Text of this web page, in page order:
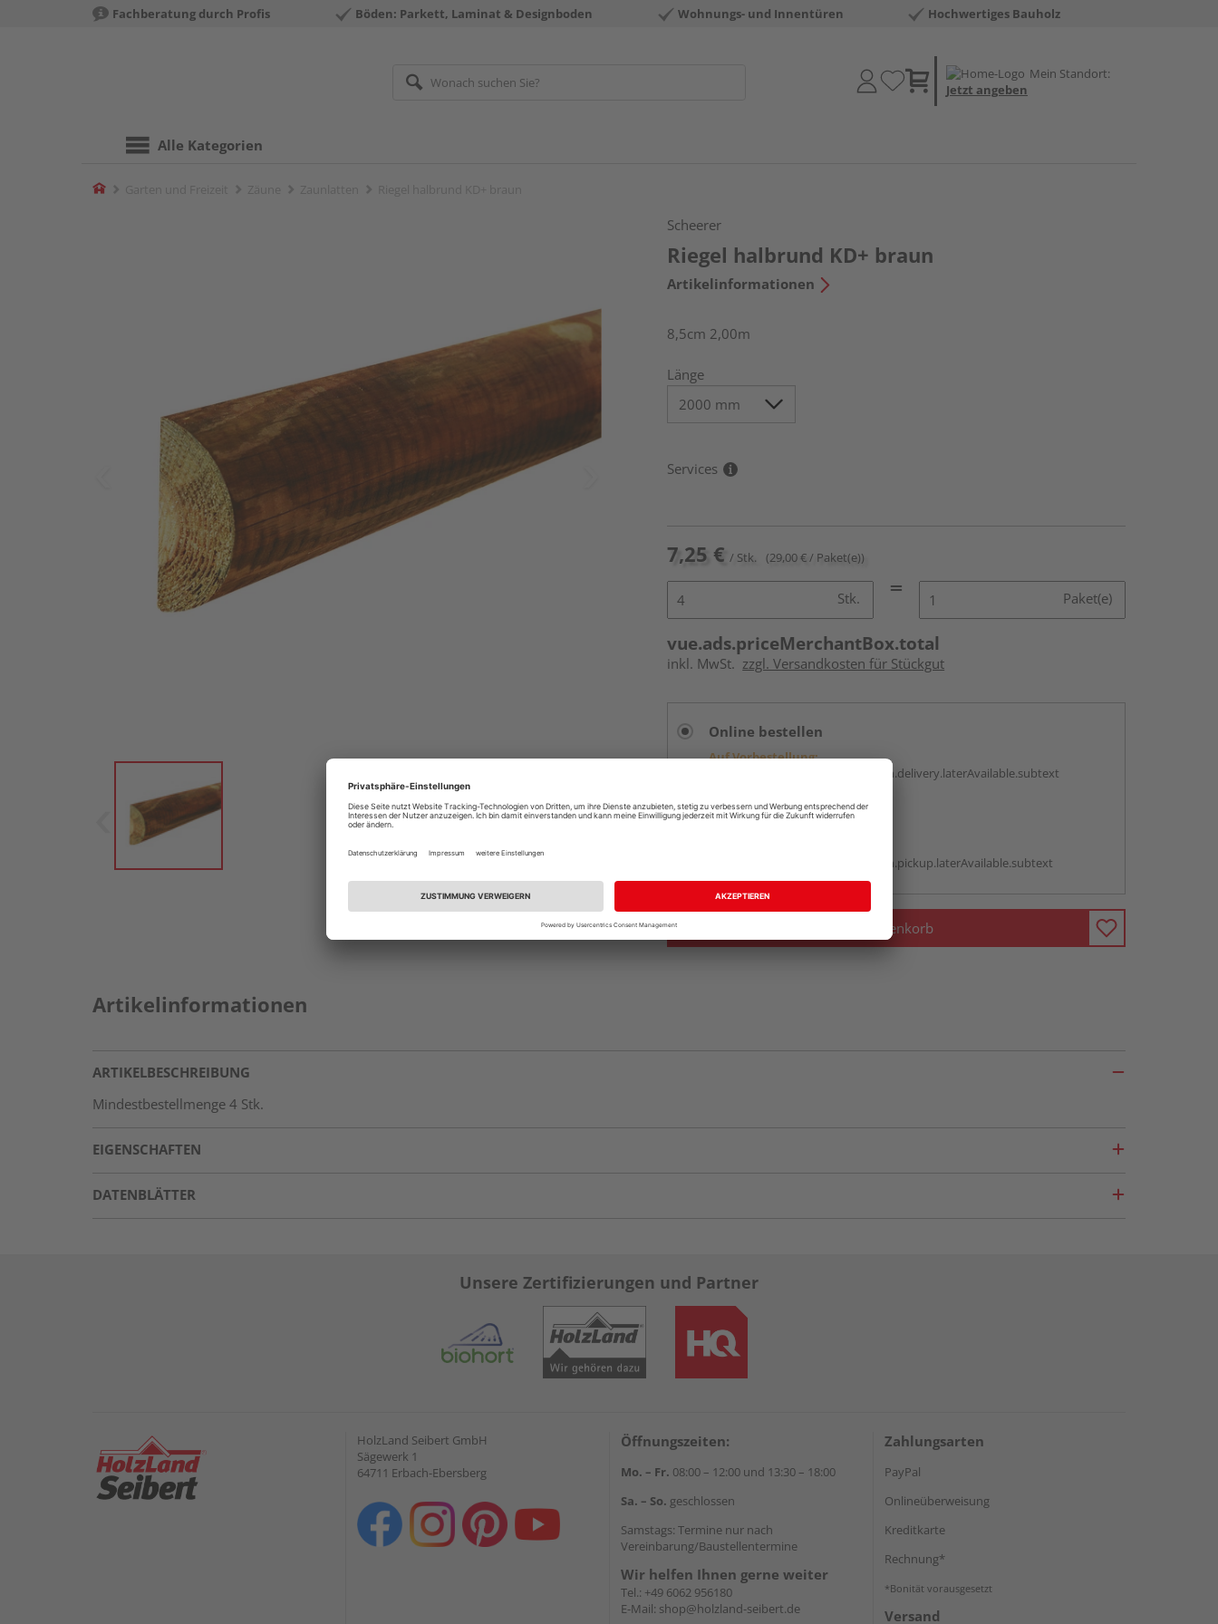
Fachberatung durch Profis Böden: Parkett, Laminat & Designboden Wohnungs- und Innentüren Hochwertiges Bauholz
Mein Standort:
Jetzt angeben
Alle Kategorien
Home
Scheerer
Riegel halbrund KD+ braun
Artikelinformationen
8,5cm 2,00m
Länge
Services
7,25 € / Stk. (29,00 € / Paket(e))
Stk. Paket(e)
vue.ads.priceMerchantBox.total
inkl. MwSt. zzgl. Versandkosten für Stückgut
Online bestellen
Auf Vorbestellung:
vue.ads.priceMerchantBox.option.delivery.laterAvailable.subtext
Beim Händler abholen
vue.ads.priceMerchantBox.option.pickup.laterAvailable.subtext
In den Warenkorb
Artikelinformationen
ARTIKELBESCHREIBUNG
Mindestbestellmenge 4 Stk.
EIGENSCHAFTEN
DATENBLÄTTER
Unsere Zertifizierungen und Partner
HolzLand Seibert GmbH
Sägewerk 1
64711 Erbach-Ebersberg
Öffnungszeiten:
Mo. – Fr. 08:00 – 12:00 und 13:30 – 18:00
Sa. – So. geschlossen
Samstags: Termine nur nach
Vereinbarung/Baustellentermine
Wir helfen Ihnen gerne weiter
Tel.: +49 6062 956180
E-Mail: shop@holzland-seibert.de
Zahlungsarten
PayPal
Onlineüberweisung
Kreditkarte
Rechnung*
*Bonität vorausgesetzt
Versand